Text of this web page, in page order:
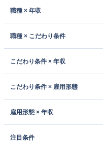
職種 × 年収
職種 × こだわり条件
こだわり条件 × 年収
こだわり条件 × 雇用形態
雇用形態 × 年収
注目条件